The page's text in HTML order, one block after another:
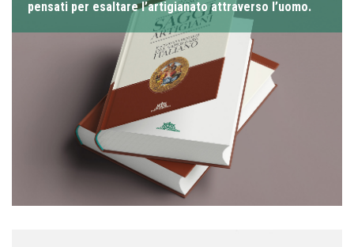
pensati per esaltare l’artigianato attraverso l’uomo.